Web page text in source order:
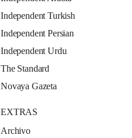
Independent Turkish
Independent Persian
Independent Urdu
The Standard
Novaya Gazeta
EXTRAS
Archivo